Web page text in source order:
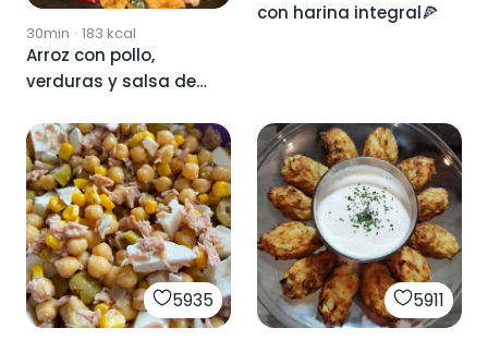
30min · 183 kcal
Arroz con pollo,
verduras y salsa de
con harina integral🍕
5935 5911